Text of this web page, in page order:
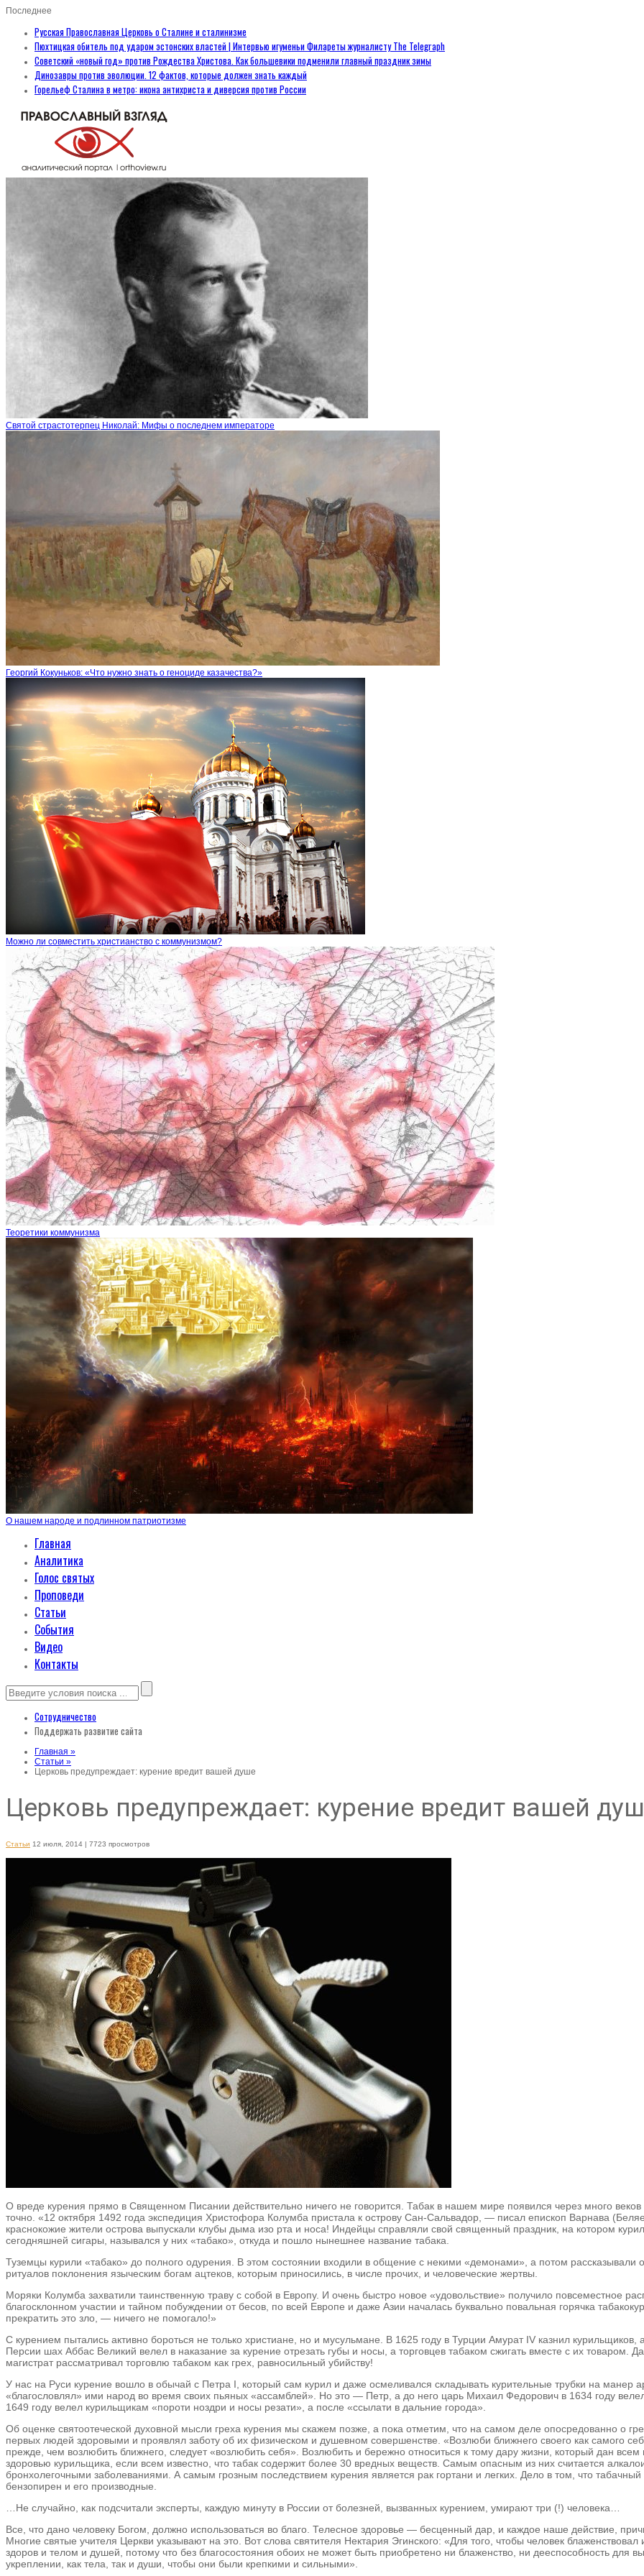
Последнее
Русская Православная Церковь о Сталине и сталинизме
Пюхтицкая обитель под ударом эстонских властей | Интервью игуменьи Филареты журналисту The Telegraph
Советский «новый год» против Рождества Христова. Как большевики подменили главный праздник зимы
Динозавры против эволюции. 12 фактов, которые должен знать каждый
Горельеф Сталина в метро: икона антихриста и диверсия против России
Святой страстотерпец Николай: Мифы о последнем императоре
Георгий Кокуньков: «Что нужно знать о геноциде казачества?»
Можно ли совместить христианство с коммунизмом?
Теоретики коммунизма
О нашем народе и подлинном патриотизме
Главная
Аналитика
Голос святых
Проповеди
Статьи
События
Видео
Контакты
Сотрудничество
Поддержать развитие сайта
Главная »
Статьи »
Церковь предупреждает: курение вредит вашей душе
Церковь предупреждает: курение вредит вашей
Статьи 12 июля, 2014 | 7723 просмотров
О вреде курения прямо в Священном Писании действительно ничего не говорится. Табак в нашем мире появился через много
точно. «12 октября 1492 года экспедиция Христофора Колумба пристала к острову Сан-Сальвадор, — писал епископ Варнава
краснокожие жители острова выпускали клубы дыма изо рта и носа! Индейцы справляли свой священный праздник, на котором
сегодняшней сигары, назывался у них «табако», откуда и пошло нынешнее название табака.
Туземцы курили «табако» до полного одурения. В этом состоянии входили в общение с некими «демонами», а потом
ритуалов поклонения языческим богам ацтеков, которым приносились, в числе прочих, и человеческие жертвы.
Моряки Колумба захватили таинственную траву с собой в Европу. И очень быстро новое «удовольствие» получило повсеместное
благосклонном участии и тайном побуждении от бесов, по всей Европе и даже Азии началась буквально повальная горячка
прекратить это зло, — ничего не помогало!»
С курением пытались активно бороться не только христиане, но и мусульмане. В 1625 году в Турции Амурат IV казнил
Персии шах Аббас Великий велел в наказание за курение отрезать губы и носы, а торговцев табаком сжигать вместе с их товаром.
магистрат рассматривал торговлю табаком как грех, равносильный убийству!
У нас на Руси курение вошло в обычай с Петра I, который сам курил и даже осмеливался складывать курительные трубки на манер
«благословлял» ими народ во время своих пьяных «ассамблей». Но это — Петр, а до него царь Михаил Федорович в 1634 году
1649 году велел курильщикам «пороти ноздри и носы резати», а после «ссылати в дальние города».
Об оценке святоотеческой духовной мысли греха курения мы скажем позже, а пока отметим, что на самом деле опосредованно о
первых людей здоровыми и проявлял заботу об их физическом и душевном совершенстве. «Возлюби ближнего своего как самого
прежде, чем возлюбить ближнего, следует «возлюбить себя». Возлюбить и бережно относиться к тому дару жизни, который дан
здоровью курильщика, если всем известно, что табак содержит более 30 вредных веществ. Самым опасным из них считается
бронхолегочными заболеваниями. А самым грозным последствием курения является рак гортани и легких. Дело в том, что
бензопирен и его производные.
…Не случайно, как подсчитали эксперты, каждую минуту в России от болезней, вызванных курением, умирают три (!) человека…
Все, что дано человеку Богом, должно использоваться во благо. Телесное здоровье — бесценный дар, и каждое наше действие,
Многие святые учителя Церкви указывают на это. Вот слова святителя Нектария Эгинского: «Для того, чтобы человек
здоров и телом и душей, потому что без благосостояния обоих не может быть приобретено ни блаженство, ни дееспособность для
укреплении, как тела, так и души, чтобы они были крепкими и сильными».